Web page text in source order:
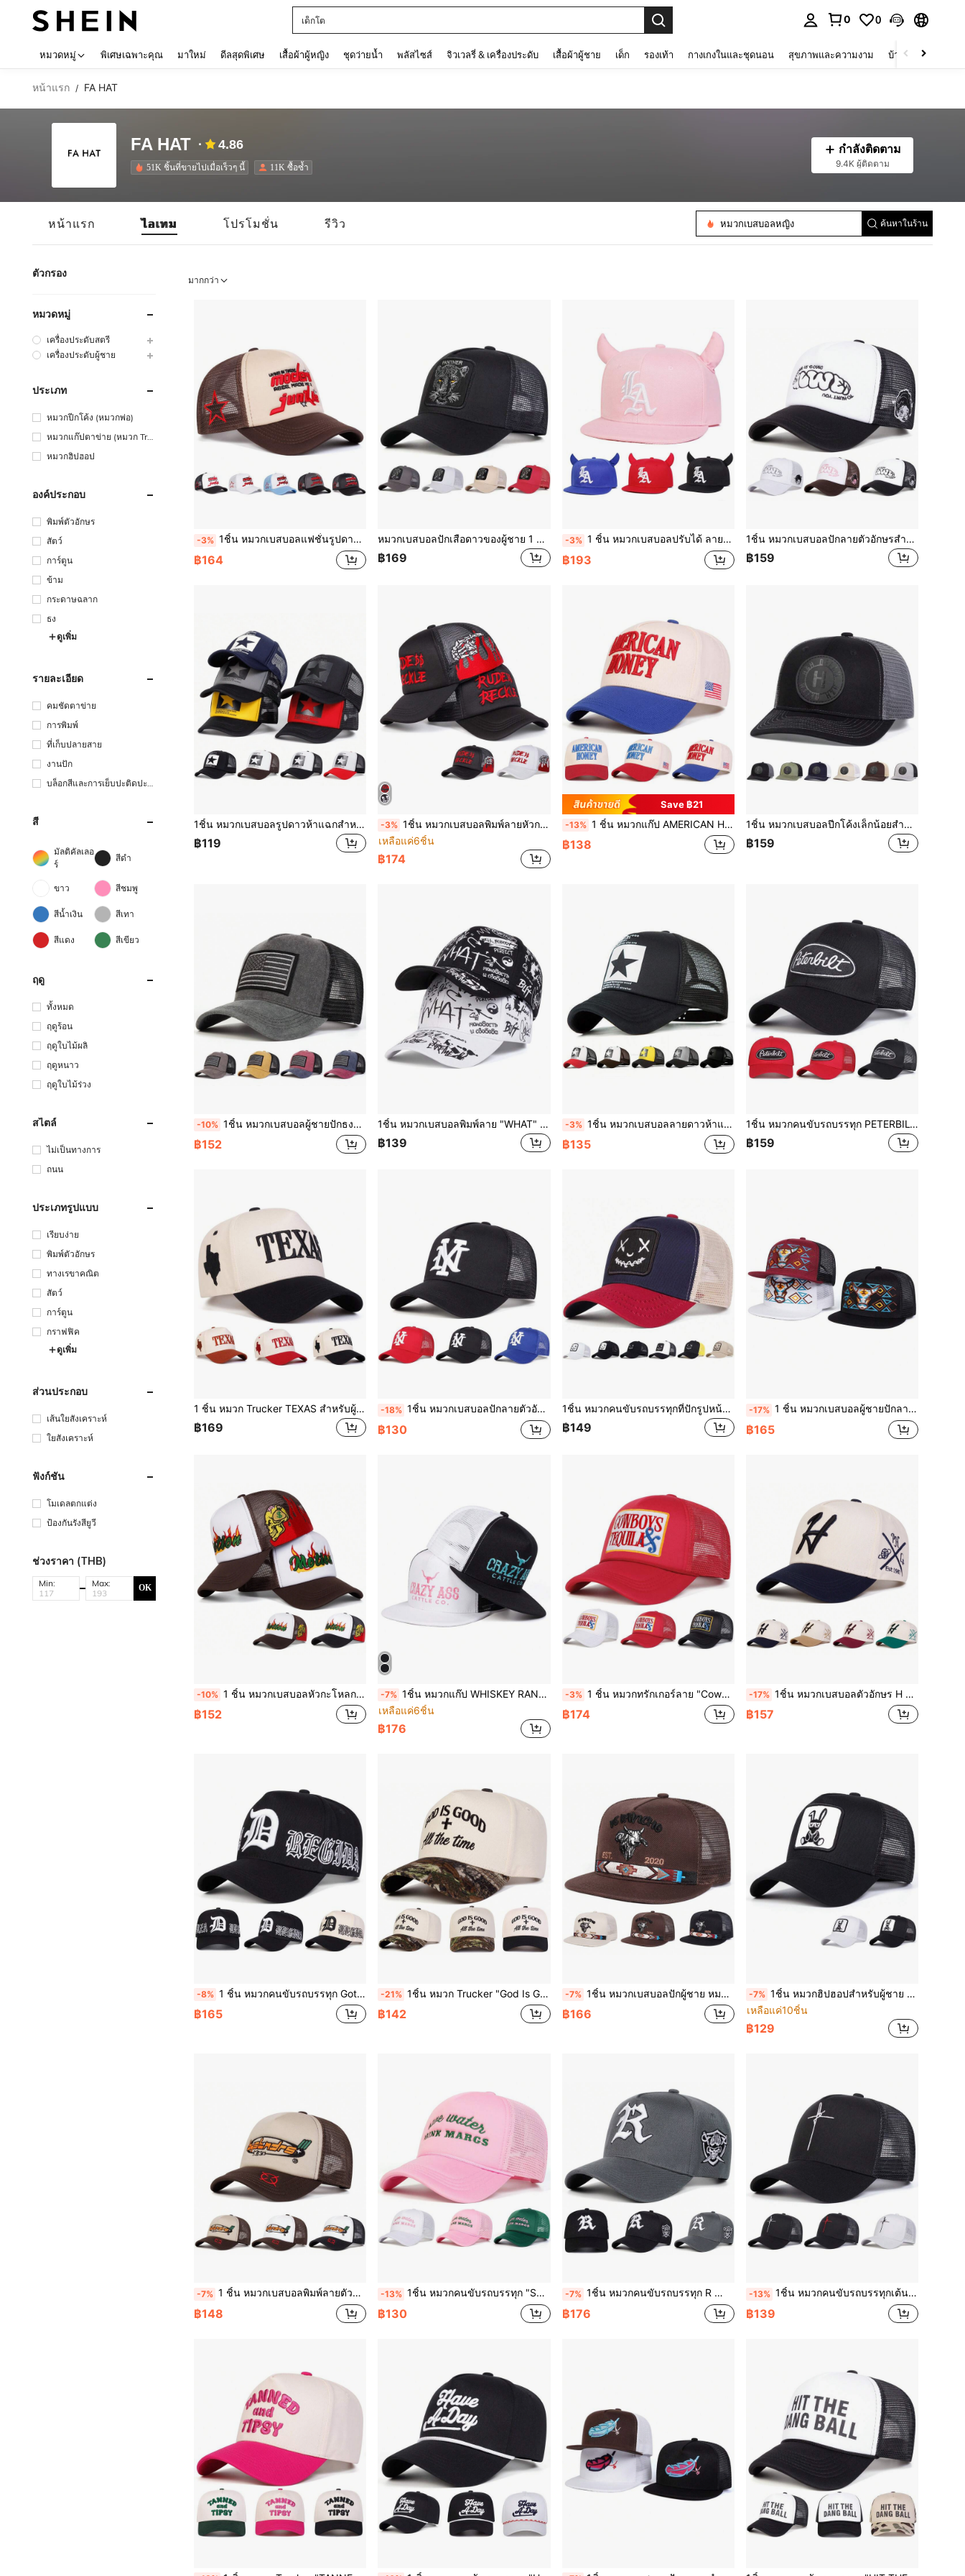
เด็กโต
0 0
หมวดหมู่ พิเศษเฉพาะคุณ มาใหม่ ดีลสุดพิเศษ เสื้อผ้าผู้หญิง ชุดว่ายน้ำ พลัสไซส์ จิวเวลรี่ & เครื่องประดับ เสื้อผ้าผู้ชาย เด็ก รองเท้า กางเกงในและชุดนอน สุขภาพและความงาม บ้านและที่อยู่อาศัย
หน้าแรก / FA HAT
FA HAT 4.86
51K ชิ้นที่ขายไปเมื่อเร็วๆ นี้ 11K ซื้อซ้ำ
กำลังติดตาม
9.4K ผู้ติดตาม
หน้าแรก ไอเทม โปรโมชั่น รีวิว
หมวกเบสบอลหญิง
หมวกเบสบอลผู้ชาย
ค้นหาในร้าน
ตัวกรอง
หมวดหมู่
เครื่องประดับสตรี
เครื่องประดับผู้ชาย
ประเภท
หมวกปีกโค้ง (หมวกพ่อ)
หมวกแก๊ปตาข่าย (หมวก Tru
หมวกฮิปฮอป
องค์ประกอบ
พิมพ์ตัวอักษร
สัตว์
การ์ตูน
ข้าม
กระดาษฉลาก
ธง
ดูเพิ่ม
รายละเอียด
คมชัดตาข่าย
การพิมพ์
ที่เก็บปลายสาย
งานปัก
บล็อกสีและการเย็บปะติดปะต่
สี
มัลติคัลเลอ
ร์
สีดำ
ขาว สีชมพู
สีน้ำเงิน สีเทา
สีแดง สีเขียว
ฤดู
ทั้งหมด
ฤดูร้อน
ฤดูใบไม้ผลิ
ฤดูหนาว
ฤดูใบไม้ร่วง
สไตล์
ไม่เป็นทางการ
ถนน
ประเภทรูปแบบ
เรียบง่าย
พิมพ์ตัวอักษร
ทางเรขาคณิต
สัตว์
การ์ตูน
กราฟฟิค
ดูเพิ่ม
ส่วนประกอบ
เส้นใยสังเคราะห์
ใยสังเคราะห์
ฟังก์ชัน
โมเดลตกแต่ง
ป้องกันรังสียูวี
ช่วงราคา (THB)
Min: Max: OK
มากกว่า
-3% 1ชิ้น หมวกเบสบอลแฟชั่นรูปดาว 5 แฉก สำหรับผู้ชาย, หมวกแก๊ป เปิดโล่ง ลาย ตัวอักษรสำหรับใส่ในชีวิตประจำวัน, หมวกแก๊ปตาข่าย ระบายอากาศ กันแดด สำหรับการเดินทาง ฤดูใบไม้ผลิและใบไม้ร่วง
฿164
หมวกเบสบอลปักเสือดาวของผู้ชาย 1 ชิ้น, การป้องกันแสงแดดกลางแจ้งหมวกตาข่ายแบบสบาย ๆ สำหรับการท่องเที่ยวฤดูใบไม้ผลิและฤดูใบไม้ร่วง, วันหยุดชายหาด
฿169
-3% 1 ชิ้น หมวกเบสบอลปรับได้ ลายตัวอักษร LA กอธิค ลายการ์ตูนปีศาจ มีเขา สำหรับผู้หญิง, หมวกกันแดดกลางแจ้งแบบลำลอง, เหมาะสำหรับฤดูใบไม้ผลิ/ฤดูใบไม้ร่วง, การเดินทาง, วันหยุดชายหาด, เทศกาล, แคมป์ปิ้ง
฿193
1ชิ้น หมวกเบสบอลปักลายตัวอักษรสำหรับผู้หญิง, หมวกตาข่ายแฟชั่นสไตล์สตรีท, หมวกกันแดดกลางแจ้งแบบลำลองสำหรับฤดูใบไม้ผลิและฤดูใบไม้ร่วง, การเดินทาง, ชายหาด, ฤดูร้อน
฿159
1ชิ้น หมวกเบสบอลรูปดาวห้าแฉกสำหรับผู้ชาย, หมวก Trucker ทันสมัย, ป้องกันแสงแดด, หมวกตาข่ายลำลองสำหรับกิจกรรมกลางแจ้ง, การเดินทางในฤดูใบไม้ผลิและฤดูใบไม้ร่วง, วันหยุดพักผ่อนที่ชายหาด, ฤดูร้อน, วันหยุด, เทศกาล
฿119
-3% 1ชิ้น หมวกเบสบอลพิมพ์ลายหัวกะโหลกสำหรับผู้ชาย, หมวกตาข่ายปักลายเปลวไฟ, หมวกตาข่ายลำลองกันแดดสำหรับฤดูใบไม้ผลิ ฤดูใบไม้ร่วง ท่องเที่ยว ชายหาด
เหลือแค่6ชิ้น
฿174
Save ฿21
-13% 1 ชิ้น หมวกแก๊ป AMERICAN HONEY สำหรับผู้หญิง, หมวกเบสบอลปักตัวอักษรและธงชาติ, หมวกห้าแผงสไตล์สตรีทแฟชั่น, หมวกกันแดดกลางแจ้งสำหรับฤดูใบไม้ผลิ, ฤดูใบไม้ร่วง, การเดินทาง, ชายหาด, วันหยุด, เทศกาล
฿138
1ชิ้น หมวกเบสบอลปีกโค้งเล็กน้อยสำหรับผู้ชาย ลายตัวอักษร, หมวก Trucker, แผ่นหนัง, ตาข่ายระบายอากาศ, ฤดูใบไม้ผลิ ฤดูใบไม้ร่วง กลางแจ้ง ท่องเที่ยว ชายหาด รีสอร์ท, ฤดูร้อน, วันหยุด, เทศกาล
฿159
-10% 1ชิ้น หมวกเบสบอลผู้ชายปักธงชาติสหรัฐอเมริกา, หมวกตาข่ายซักแบบวินเทจสำหรับกิจกรรมกลางแจ้ง, หมวกตาข่ายปรับได้กันแดดสำหรับฤดูใบไม้ผลิ, ฤดูใบไม้ร่วง, การเดินทาง, วันหยุดชายหาด, ฤดูร้อน, วันหยุดเทศกาล
฿152
1ชิ้น หมวกเบสบอลพิมพ์ลาย "WHAT" สำหรับผู้ชาย แฟชั่นสตรีทแวร์ หมวกกันแดดสำหรับกลางแจ้งใส่ได้ในฤดูใบไม้ผลิ, ใบไม้ร่วง, ทะเลทราย, เดินทาง
฿139
-3% 1ชิ้น หมวกเบสบอลลายดาวห้าแฉกสำหรับผู้ชาย, หมวกทรง Trucker ทันสมัย, ป้องกันแสงแดด, หมวกตาข่ายลำลองสำหรับฤดูใบไม้ผลิ, ฤดูใบไม้ร่วง, การเดินทาง, ชายหาด
฿135
1ชิ้น หมวกคนขับรถบรรทุก PETERBILT สำหรับผู้ชาย, หมวกเบสบอลปักตัวอักษรส่วนตัว, หมวกตาข่ายลำลองแนวสตรีทสำหรับฤดูใบไม้ผลิ ฤดูใบไม้ร่วง กลางแจ้ง ท่องเที่ยว ชายหาด วันหยุด, ฤดูร้อน, หมวกแก๊ป, เทศกาล
฿159
1 ชิ้น หมวก Trucker TEXAS สำหรับผู้ชาย, หมวกเบสบอลปักตัวอักษรส่วนบุคคล, หมวกแก๊ป 5 แผงแฟชั่นสตรีทแวร์, หมวกกันแดดกลางแจ้งแบบลำลองสำหรับฤดูใบไม้ผลิ, ฤดูใบไม้ร่วง, การเดินทาง, ชายหาด, ฤดูร้อน, วันหยุด, เทศกาล
฿169
-18% 1ชิ้น หมวกเบสบอลปักลายตัวอักษรสำหรับผู้ชาย, หมวกตาข่ายแฟชั่นสำหรับเล่นกีฬา, หมวกตาข่ายกันแดดกลางแจ้ง, เหมาะสำหรับฤดูใบไม้ผลิ, ฤดูใบไม้ร่วง, การเดินทาง, วันหยุดพักผ่อนที่ชายหาด
฿130
1ชิ้น หมวกคนขับรถบรรทุกที่ปักรูปหน้ายิ้ม สำหรับผู้ชาย, หมวกเบสบอล อิโมติคอน แฟชั่น, หมวกมีตาข่าย สำหรับกีฬา, กันแดดกลางแจ้ง, ใส่ได้ทุกวัน ฤดูใบไม้ผลิ ฤดูใบไม้ร่วง การเดินทาง ไปชายหาด
฿149
-17% 1 ชิ้น หมวกเบสบอลผู้ชายปักลาย, หมวกฮิปฮอปแฟชั่นแนวสตรีท, ปรับได้, กันแดด, หมวกตาข่ายลำลอง เหมาะสำหรับกลางแจ้ง, ท่องเที่ยว, ชายหาด, ปาร์ตี้ในฤดูใบไม้ผลิและฤดูใบไม้ร่วง, ฤดูร้อน, วันหยุด, เทศกาล
฿165
-10% 1 ชิ้น หมวกเบสบอลหัวกะโหลกเคลื่อนไหวสำหรับผู้ชาย, หมวกคนขับรถบรรทุกเปลวไฟแฟชั่น, หมวกตาข่ายลำลองกันแดดกลางแจ้ง, เหมาะสำหรับฤดูใบไม้ผลิ, ฤดูใบไม้ร่วง, การเดินทาง, ชายหาด, ฤดูร้อน, วันหยุด
฿152
-7% 1ชิ้น หมวกแก๊ป WHISKEY RANCH FEEDERS สำหรับผู้ชาย, หมวกเบสบอลปักลายวัวส่วนตัว, หมวกสตรีทแวร์ลำลองสำหรับฤดูใบไม้ผลิ, ฤดูใบไม้ร่วง, การเดินทาง, วันหยุดพักผ่อนที่ชายหาด
เหลือแค่6ชิ้น
฿176
-3% 1 ชิ้น หมวกทรักเกอร์ลาย "Cowboys & Tequila" ปักตัวอักษร สำหรับผู้หญิง หมวกแฟชั่นสตรีทแวร์ หมวกกันแดดใช้ในที่โล่ง เหมาะสำหรับฤดูใบไม้ผลิ ฤดูใบไม้ร่วง การเดินทาง และชายหาด
฿174
-17% 1ชิ้น หมวกเบสบอลตัวอักษร H สำหรับผู้ชาย, หมวกแฟชั่นกีฬา 5 แผง, หมวกกันแดดกลางแจ้งแบบลำลองสำหรับฤดูใบไม้ผลิ, ฤดูใบไม้ร่วง, วันหยุดชายหาด, ฤดูร้อน, หมวก, เทศกาล
฿157
-8% 1 ชิ้น หมวกคนขับรถบรรทุก Gothic D สำหรับผู้ชาย, หมวกเบสบอลปักตัวอักษรส่วนบุคคล, หมวกห้าแผงแฟชั่นแนวสตรีท, หมวกกันแดดกลางแจ้งแบบลำลองสำหรับฤดูใบไม้ผลิ, ฤดูใบไม้ร่วง, การเดินทาง, ชายหาด
฿165
-21% 1ชิ้น หมวก Trucker "God Is Good All The Time" สำหรับผู้ชาย, หมวกเบสบอลปักตัวอักษรส่วนบุคคล, หมวก 5 แผงแฟชั่นสตรีทสำหรับกิจกรรมกลางแจ้ง, การเดินทาง, ชายหาด, ฤดูใบไม้ผลิและฤดูใบไม้ร่วง, ฤดูร้อน, วันหยุด, เทศกาล
฿142
-7% 1ชิ้น หมวกเบสบอลปักผู้ชาย หมวก สไตล์ฮิปฮอปสตรีทแวร์ หมวกตาข่ายปรับขนาดได้ป้องกันแดด เหมาะสำหรับการออกไปในช่วงฤดูใบไม้ผลิ/ใบไม้ร่วง การเดินทาง ชายหาด งานปาร์ตี้
฿166
-7% 1ชิ้น หมวกฮิปฮอปสำหรับผู้ชาย ลายกระต่ายปัก หมวกเบสบอลแฟชั่นแนวสตรีท หมวกตาข่ายลำลองสำหรับฤดูใบไม้ผลิ ฤดูใบไม้ร่วง การเดินทาง ชายหาด เทศกาล วันหยุด
เหลือแค่10ชิ้น
฿129
-7% 1 ชิ้น หมวกเบสบอลพิมพ์ลายตัวอักษรสำหรับผู้ชาย, หมวก Trucker ลายแฟชั่นกลางแจ้ง, หมวกตาข่ายป้องกันแดดแบบเป็นกันเอง สำหรับฤดูใบไม้ผลิ ฤดูใบไม้ร่วง การเดินทาง ชายหาด วันหยุด วันฮาโลวีน
฿148
-13% 1ชิ้น หมวกคนขับรถบรรทุก "Save Water Drink Margs" สำหรับผู้หญิง, หมวกเบสบอลปักตัวอักษรส่วนบุคคล, หมวกตาข่ายแฟชั่นแนวสตรีท, หมวกกันแดดกลางแจ้งสำหรับฤดูใบไม้ผลิ, ฤดูใบไม้ร่วง, การเดินทาง, ชายหาด, ฤดูร้อน
฿130
-7% 1ชิ้น หมวกคนขับรถบรรทุก R สำหรับผู้ชาย, หมวกเบสบอลปักตัวอักษรส่วนบุคคล, หมวกแก๊ป 5 แผงแฟชั่นสตรีทแวร์, หมวกกันแดดกลางแจ้งสำหรับฤดูใบไม้ผลิ, ฤดูใบไม้ร่วง, การเดินทาง, ชายหาด, เทศกาล, วันหยุด
฿176
-13% 1ชิ้น หมวกคนขับรถบรรทุกเต้นรำแบบกากบาทสำหรับผู้ชาย, หมวกเบสบอลปักลาย, หมวกตาข่ายลำลองแนวสตรีทสำหรับฤดูใบไม้ผลิ, ฤดูใบไม้ร่วง, การเดินทาง, ชายหาด, ฤดูร้อน, วันหยุด
฿139